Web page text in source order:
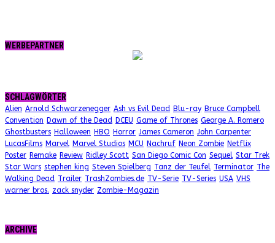
WERBEPARTNER
SCHLAGWÖRTER
Alien Arnold Schwarzenegger Ash vs Evil Dead Blu-ray Bruce Campbell
Convention Dawn of the Dead DCEU Game of Thrones George A. Romero
Ghostbusters Halloween HBO Horror James Cameron John Carpenter
LucasFilms Marvel Marvel Studios MCU Nachruf Neon Zombie Netflix
Poster Remake Review Ridley Scott San Diego Comic Con Sequel Star Trek
Star Wars stephen king Steven Spielberg Tanz der Teufel Terminator The
Walking Dead Trailer TrashZombies.de TV-Serie TV-Series USA VHS
warner bros. zack snyder Zombie-Magazin
ARCHIVE